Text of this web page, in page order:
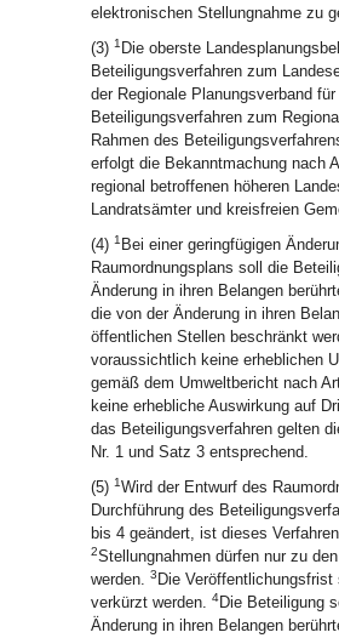
elektronischen Stellungnahme zu
(3) 1 Die oberste
Beteiligungsverfahren zum
der Regionale Planungsverband für
Beteiligungsverfahren zum
Rahmen des
erfolgt die Bekanntmachung nach
regional betroffenen höheren
Landratsämter und kreisfreien
(4) 1 Bei einer geringfügigen
Raumordnungsplans soll die
Änderung in ihren Belangen
die von der Änderung in ihren
öffentlichen Stellen beschränkt
voraussichtlich keine erheblichen
gemäß dem Umweltbericht nach
keine erhebliche Auswirkung auf
das Beteiligungsverfahren gelten
Nr. 1 und Satz 3 entsprechend.
(5) 1Wird der Entwurf des
Durchführung des
bis 4 geändert, ist dieses
2Stellungnahmen dürfen nur zu
werden. 3 Die
verkürzt werden. 4Die Beteiligung
Änderung in ihren Belangen